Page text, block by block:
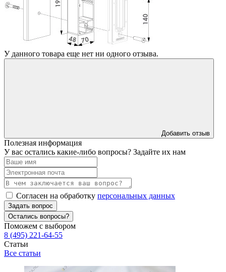
У данного товара еще нет ни одного отзыва.
Добавить отзыв
Полезная информация
У вас остались какие-либо вопросы? Задайте их нам
Согласен на обработку персональных данных
Задать вопрос
Остались вопросы?
Поможем с выбором
8 (495) 221-64-55
Статьи
Все статьи